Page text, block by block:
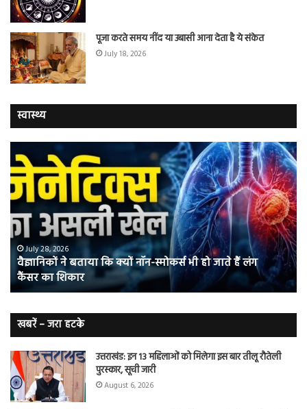
पूजा करते समय नींद या उबासी आना देता है ये संकेत
July 18, 2026
स्वास्थ्य
ने
बताया
कि
क्यों
नॉन-
स्मोकर्स
भी
जाते
हैं
कैंसर का
शिकार
July 28, 2026
वैज्ञानिकों ने बताया कि क्यों नॉन-स्मोकर्स भी हो जाते हैं लंग
कैंसर का शिकार
में
की
खबरें – जरा हटके
उत्तराखंड: इन 13 महिलाओं को मिलेगा इस बार तीलू रौतेली
पुरस्कार, सूची जारी
August 6, 2026